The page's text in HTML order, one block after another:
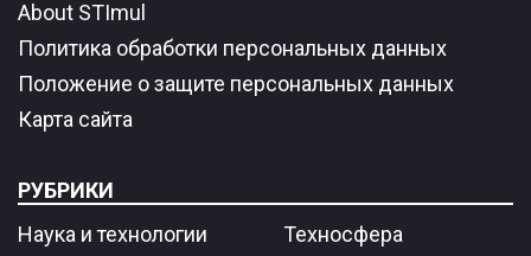
About STImul
Политика обработки персональных данных
Положение о защите персональных данных
Карта сайта
РУБРИКИ
Наука и технологии
Техносфера